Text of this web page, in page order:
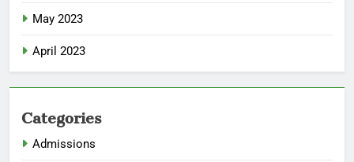
May 2023
April 2023
Categories
Admissions